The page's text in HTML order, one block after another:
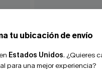
tu ubicación de envío
Estados Unidos. ¿Quieres
para una mejor experiencia?
-10%